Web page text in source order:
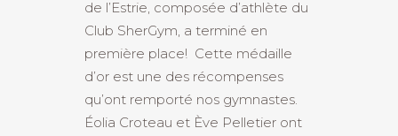
de l’Estrie, composée d’athlète du
Club SherGym, a terminé en
première place! Cette médaille
d’or est une des récompenses
qu’ont remporté nos gymnastes.
Éolia Croteau et Ève Pelletier ont